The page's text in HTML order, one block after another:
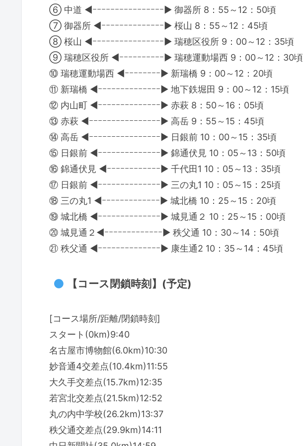
⑥ 中道 ◀ｰｰｰｰｰｰｰｰｰｰｰｰｰｰｰｰ▶ 御器所 8：55～12：50頃
⑦ 御器所 ◀ｰｰｰｰｰｰｰｰｰｰｰｰｰｰ▶ 桜山 8：55～12：45頃
⑧ 桜山 ◀ｰｰｰｰｰｰｰｰｰｰｰｰｰｰｰｰ▶ 瑞穂区役所 9：00～12：35頃
⑨ 瑞穂区役所 ◀ｰｰｰｰｰｰｰｰｰｰ▶ 瑞穂運動場西 9：00～12：30頃
⑩ 瑞穂運動場西 ◀ｰｰｰｰｰｰｰｰ▶ 新瑞橋 9：00～12：20頃
⑪ 新瑞橋 ◀ｰｰｰｰｰｰｰｰｰｰｰｰｰｰ▶ 地下鉄堀田 9：00～12：15頃
⑫ 内山町 ◀ｰｰｰｰｰｰｰｰｰｰｰｰｰｰ▶ 赤萩 8：50～16：05頃
⑬ 赤萩 ◀ｰｰｰｰｰｰｰｰｰｰｰｰｰｰｰｰ▶ 高岳 9：55～15：45頃
⑭ 高岳 ◀ｰｰｰｰｰｰｰｰｰｰｰｰｰｰｰｰ▶ 日銀前 10：00～15：35頃
⑮ 日銀前 ◀ｰｰｰｰｰｰｰｰｰｰｰｰｰｰ▶ 錦通伏見 10：05～13：50頃
⑯ 錦通伏見 ◀ｰｰｰｰｰｰｰｰｰｰｰｰ▶ 千代田1 10：05～13：35頃
⑰ 日銀前 ◀ｰｰｰｰｰｰｰｰｰｰｰｰｰｰ▶ 三の丸1 10：05～15：25頃
⑱ 三の丸1 ◀ｰｰｰｰｰｰｰｰｰｰｰｰｰ▶ 城北橋 10：25～15：20頃
⑲ 城北橋 ◀ｰｰｰｰｰｰｰｰｰｰｰｰｰｰ▶ 城見通２ 10：25～15：00頃
⑳ 城見通２◀ｰｰｰｰｰｰｰｰｰｰｰｰｰ▶ 秩父通 10：30～14：50頃
㉑ 秩父通 ◀ｰｰｰｰｰｰｰｰｰｰｰｰｰｰ▶ 康生通2 10：35～14：45頃
【コース閉鎖時刻】(予定)
[コース場所/距離/閉鎖時刻]
スタート(0km)9:40
名古屋市博物館(6.0km)10:30
妙音通4交差点(10.4km)11:55
大久手交差点(15.7km)12:35
若宮北交差点(21.5km)12:52
丸の内中学校(26.2km)13:37
秩父通交差点(29.9km)14:11